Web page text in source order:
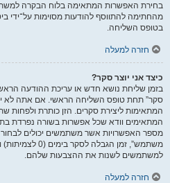
בחירת האפשרות המתאימה בלוח הבקרה
מהחתימה להתווסף להודעות מסוימות על־ידי
בטופס השליחה.
חזרה למעלה
כיצד אני יוצר סקר?
בזמן שליחת נושא חדש או עריכת ההודעה
סקר” תחת טופס השליחה הראשי. אם אתה לא
המתאימות ליצירת סקרים. הזן כותרת ולפחות
המתאימים וודא שכל אפשרות בשורה נפרדת
מספר האפשרויות אשר משתמשים יכולים
משתמש”, זמן
למשתמשים לשנות את ההצבעות שלהם.
חזרה למעלה